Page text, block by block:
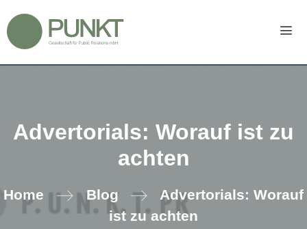
Inhalt
springen
Advertorials: Worauf ist zu
achten
Home Blog
Advertorials: Worauf
ist zu achten